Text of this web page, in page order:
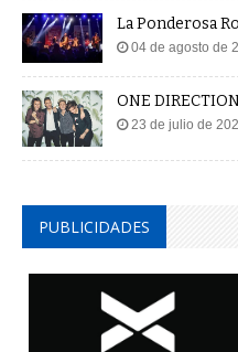
La Ponderosa
04 de agosto de
ONE
23 de julio de
PUBLICIDADES